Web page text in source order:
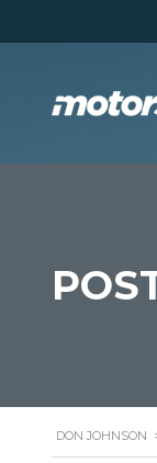
DON JOHNSON